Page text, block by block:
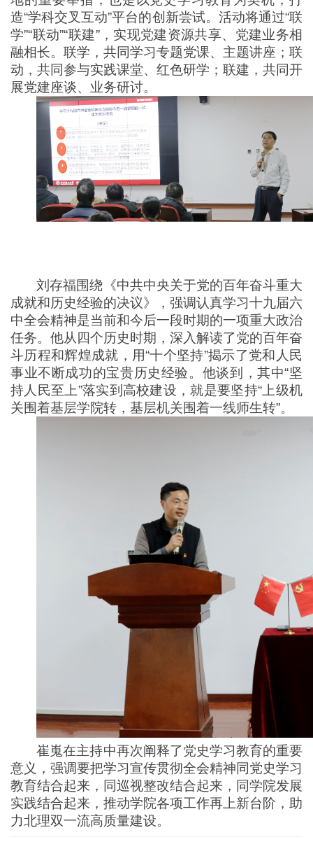
造“学科交叉互动”平台的创新尝试。活动将通过“联
学”“联动”“联建”，实现党建资源共享、党建业务相
融相长。联学，共同学习专题党课、主题讲座；联
动，共同参与实践课堂、红色研学；联建，共同开
展党建座谈、业务研讨。
刘存福围绕《中共中央关于党的百年奋斗重大
成就和历史经验的决议》，强调认真学习十九届六
中全会精神是当前和今后一段时期的一项重大政治
任务。他从四个历史时期，深入解读了党的百年奋
斗历程和辉煌成就，用“十个坚持”揭示了党和人民
事业不断成功的宝贵历史经验。他谈到，其中“坚
持人民至上”落实到高校建设，就是要坚持“上级机
关围着基层学院转，基层机关围着一线师生转”。
崔嵬在主持中再次阐释了党史学习教育的重要
意义，强调要把学习宣传贯彻全会精神同党史学习
教育结合起来，同巡视整改结合起来，同学院发展
实践结合起来，推动学院各项工作再上新台阶，助
力北理双一流高质量建设。